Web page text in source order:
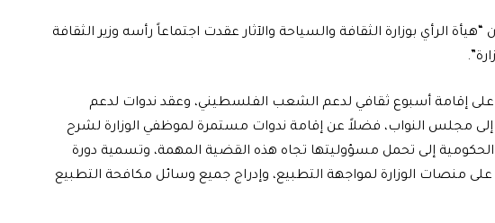
“هيأة الرأي بوزارة الثقافة والسياحة والآثار عقدت اجتماعاً رأسه وزير الثقافة
على إقامة أسبوع ثقافي لدعم الشعب الفلسطيني، وعقد ندوات لدعم
مجلس النواب، فضلاً عن إقامة ندوات مستمرة لموظفي الوزارة لشرح
إلى تحمل مسؤوليتها تجاه هذه القضية المهمة، وتسمية دورة
منصات الوزارة لمواجهة التطبيع، وإدراج جميع وسائل مكافحة التطبيع